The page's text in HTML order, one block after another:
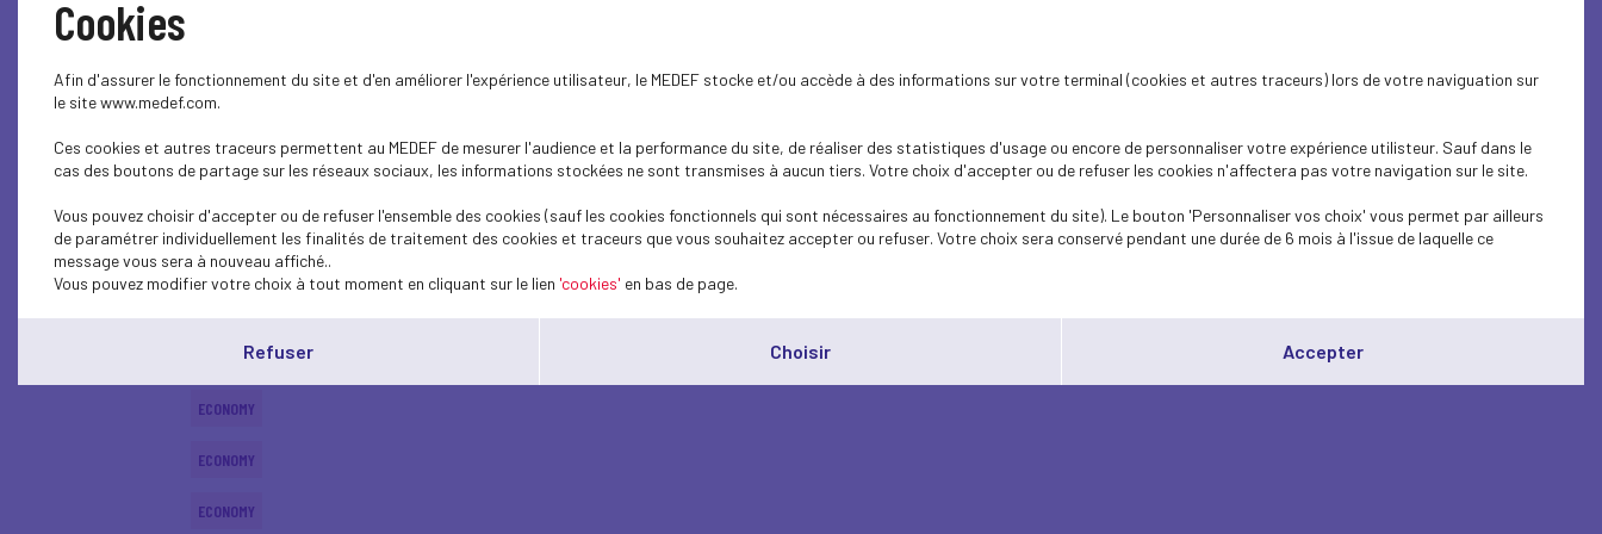
ECONOMY
ECONOMY
ECONOMY
ECONOMY
ECONOMY
ECONOMY
ECONOMY
Cookies
Afin d'assurer le fonctionnement du site et d'en améliorer l'expérience utilisateur, le MEDEF stocke et/ou accède à des informations sur votre terminal (cookies et autres traceurs) lors de votre naviguation sur
le site www.medef.com.
Ces cookies et autres traceurs permettent au MEDEF de mesurer l'audience et la performance du site, de réaliser des statistiques d'usage ou encore de personnaliser votre expérience utilisteur. Sauf dans le
cas des boutons de partage sur les réseaux sociaux, les informations stockées ne sont transmises à aucun tiers. Votre choix d'accepter ou de refuser les cookies n'affectera pas votre navigation sur le site.
Vous pouvez choisir d'accepter ou de refuser l'ensemble des cookies (sauf les cookies fonctionnels qui sont nécessaires au fonctionnement du site). Le bouton 'Personnaliser vos choix' vous permet par ailleurs
de paramétrer individuellement les finalités de traitement des cookies et traceurs que vous souhaitez accepter ou refuser. Votre choix sera conservé pendant une durée de 6 mois à l'issue de laquelle ce
message vous sera à nouveau affiché..
Vous pouvez modifier votre choix à tout moment en cliquant sur le lien 'cookies' en bas de page.
Refuser Choisir Accepter